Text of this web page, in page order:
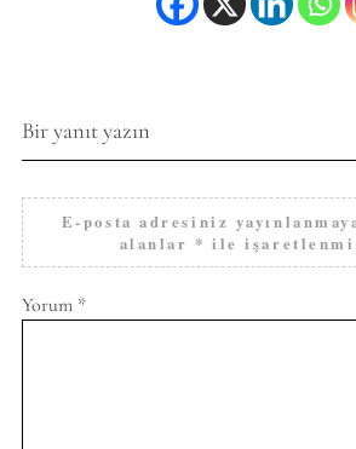
Bir yanıt yazın
E-posta adresiniz
alanlar * ile
Yorum *